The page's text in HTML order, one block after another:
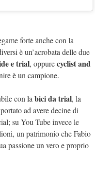
forte anche con la
è un’acrobata delle due
e trial, oppurecyclist and
è un campione.
con labici da trial, la
ad avere decine di
su You Tube invece le
un patrimonio che Fabio
passione un vero e proprio